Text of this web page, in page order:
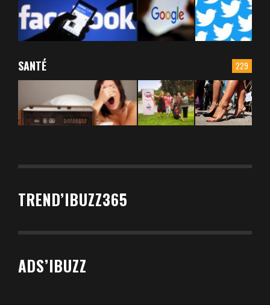
229
SANTÉ
TREND’IBUZZ365
ADS’IBUZZ